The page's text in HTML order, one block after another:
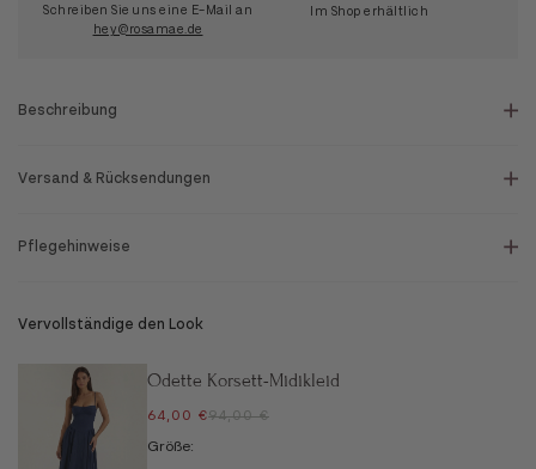
Schreiben Sie uns eine E-Mail an
hey@rosamae.de
Im Shop erhältlich
Beschreibung
Versand & Rücksendungen
Pflegehinweise
Vervollständige den Look
Odette Korsett-Midikleid
ANGEBOT
64,00 €REGULÄRER PREIS
94,00 €
Größe: